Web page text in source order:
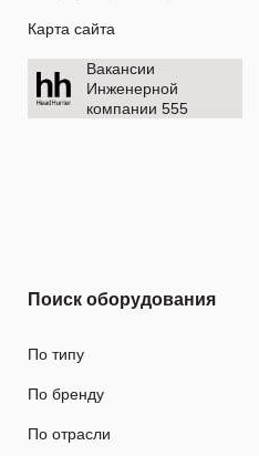
Карта сайта
Вакансии
Инженерной
компании 555
Поиск оборудования
По типу
По бренду
По отрасли